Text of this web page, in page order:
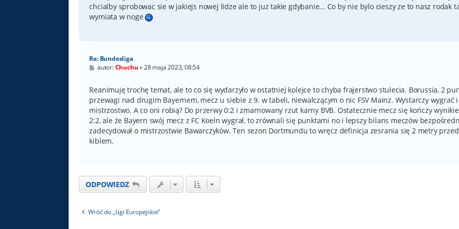
chcialby sprobowac sie w jakiejs nowej lidze ale to juz takie gdybanie... Co by nie bylo cieszy ze to nasz rodak
wymiata w noge
Re: Bundesliga
P
t
autor:Chuchu»28 maja 2023, 08:54
Reanimuję trochę temat, ale to co się wydarzyło w ostatniej kolejce to chyba frajerstwo stulecia. Borussia, 2
przewagi nad drugim Bayernem, mecz u siebie z 9. w tabeli, niewalczącym o nic FSV Mainz. Wystarczy wygrać
mistrzostwo. A co oni robią? Do przerwy 0:2 i zmarnowany rzut karny BVB. Ostatecznie mecz się kończy
2:2, ale że Bayern swój mecz z FC Koeln wygrał, to zrównali się punktami no i lepszy bilans meczów
zadecydował o mistrzostwie Bawarczyków. Ten sezon Dortmundu to wręcz definicja zesrania się 2 metry przed
kiblem.
ODPOWIEDZ
Wróć do „Ligi Europejskie”